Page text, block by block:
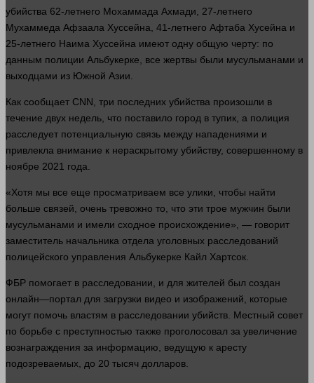
убийства 62-летнего Мохаммада Ахмади, 27-летнего
Мухаммеда Афзаала Хуссейна, 41-летнего Афтаба Хусейна и
25-летнего Наима Хуссейна имеют одну общую черту: по
данным полиции Альбукерке, все жертвы были мусульманами и
выходцами из Южной Азии.
Как сообщает CNN, три последних убийства произошли в
течение двух недель, что поставило город в тупик, а полиция
расследует потенциальную связь между нападениями и
привлекла внимание к нераскрытому убийству, совершенному в
ноябре 2021 года
«Хотя мы все еще просматриваем все улики, чтобы найти
больше связей, очень тревожно то, что эти трое мужчин были
мусульманами и имели сходное происхождение», — говорит
заместитель начальника отдела уголовных расследований
полицейского управления Альбукерке Кайл Хартсок.
ФБР помогает в расследовании, и для жителей был создан
онлайн—портал для загрузки видео и изображений, которые
могут помочь властям в расследовании убийств. Местный совет
по борьбе с преступностью также проголосовал за увеличение
вознаграждения за информацию , ведущую к аресту
подозреваемых, до 20 тысяч долларов